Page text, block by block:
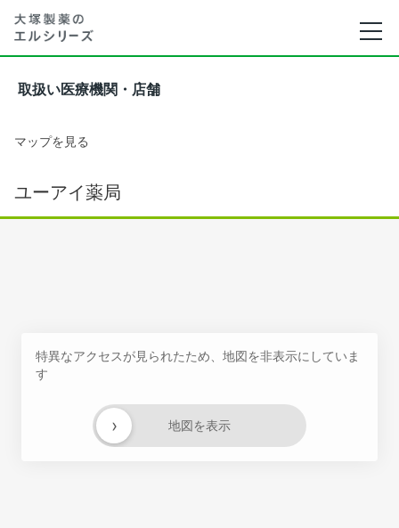
取扱い医療機関・店舗
マップを見る
ユーアイ薬局
特異なアクセスが見られたため、地図を非表示にしていま
す
地図を表示
›